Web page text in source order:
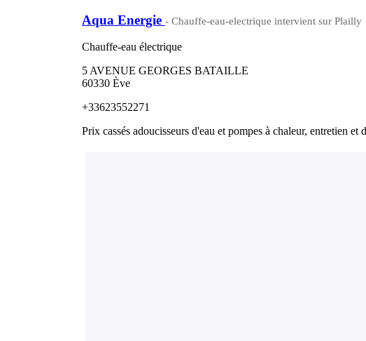
Aqua Energie - Chauffe-eau-electrique intervient sur Plailly
Chauffe-eau électrique
5 AVENUE GEORGES BATAILLE
60330 Ève
+33623552271
Prix cassés adoucisseurs d'eau et pompes à chaleur, entretien et